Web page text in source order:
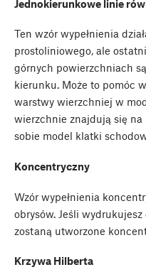
Jednokierunkowe linie
Ten wzór wypełnienia
prostoliniowego, ale
górnych powierzchniach
kierunku. Może to pomóc
warstwy wierzchniej w
wierzchnie znajdują się
sobie model klatki
Koncentryczny
Wzór wypełnienia
obrysów. Jeśli
zostaną utworzone
Krzywa Hilberta